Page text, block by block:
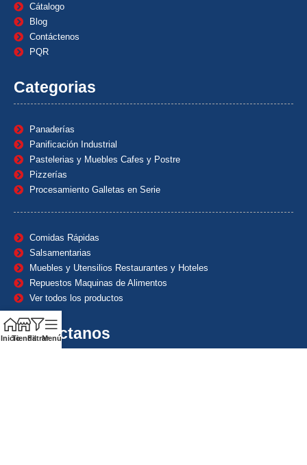
Cátalogo
Blog
Contáctenos
PQR
Categorias
Panaderías
Panificación Industrial
Pastelerias y Muebles Cafes y Postre
Pizzerías
Procesamiento Galletas en Serie
Comidas Rápidas
Salsamentarias
Muebles y Utensilios Restaurantes y Hoteles
Repuestos Maquinas de Alimentos
Ver todos los productos
Contáctanos
InicioTiendaFiltrarMenú